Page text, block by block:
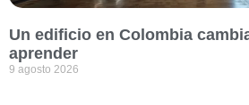
Un edificio en Colombia
aprender
9 agosto 2026